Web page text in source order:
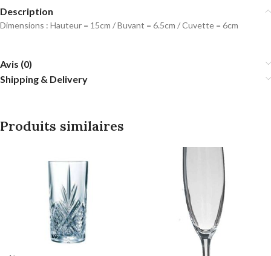
Description
Dimensions : Hauteur = 15cm / Buvant = 6.5cm / Cuvette = 6cm
Avis (0)
Shipping & Delivery
Produits similaires